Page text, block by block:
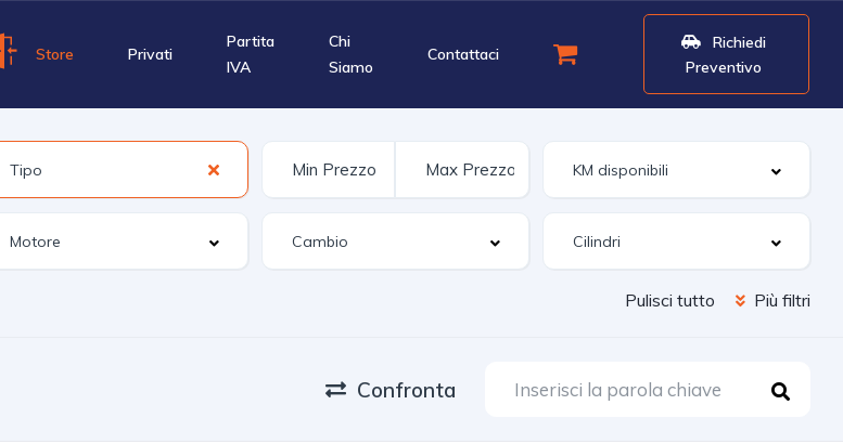
Store Privati
Partita
IVA
Chi
Siamo
Contattaci
Richiedi
Preventivo
Pulisci tutto Più filtri
Confronta